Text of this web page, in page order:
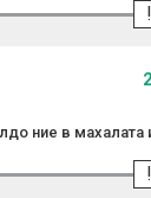
!
2
ние в
!